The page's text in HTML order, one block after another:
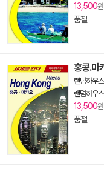
13,500
품절
홍콩.마
랜덤하우
랜덤하우
13,500
품절